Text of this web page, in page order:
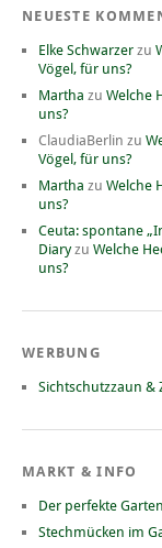
NEUESTE
Elke Schwarzer zu
Vögel, für uns?
Martha zu Welche
uns?
ClaudiaBerlin zu
Vögel, für uns?
Martha zu Welche
uns?
Ceuta: spontane
Diaryzu Welche
uns?
WERBUNG
Sichtschutzzaun &
MARKT & INFO
Der perfekte
Stechmücken im